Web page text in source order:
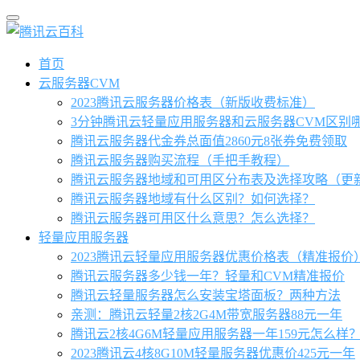
首页
云服务器CVM
2023腾讯云服务器价格表（新版收费标准）
3分钟腾讯云轻量应用服务器和云服务器CVM区别
腾讯云服务器代金券总面值2860元8张券免费领取
腾讯云服务器购买流程（手把手教程）
腾讯云服务器地域和可用区分布表及选择攻略（更
腾讯云服务器地域有什么区别？如何选择？
腾讯云服务器可用区什么意思？怎么选择？
轻量应用服务器
2023腾讯云轻量应用服务器优惠价格表（精准报价）
腾讯云服务器多少钱一年？轻量和CVM精准报价
腾讯云轻量服务器怎么安装宝塔面板？两种方法
亲测：腾讯云轻量2核2G4M带宽服务器88元一年
腾讯云2核4G6M轻量应用服务器一年159元怎么样？
2023腾讯云4核8G10M轻量服务器优惠价425元一年